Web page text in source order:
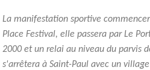
La manifestation sportive
Place Festival, elle passera par Le
2000 et un relai au niveau du parvis
s'arrêtera à Saint-Paul avec un